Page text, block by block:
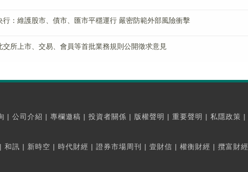
行：維護股市、債市、匯市平穩運行 嚴密防範外部風險衝擊
交所上市、交易、會員等首批業務規則公開徵求意見
| 公司介紹 | 專欄邀稿 | 投資者關係 | 版權聲明 | 重要聲明 | 私隱政策 |
| 和訊 | 新時空 | 時代財經 | 證券市場周刊 | 壹財信 | 權衡財經 | 攬富財經